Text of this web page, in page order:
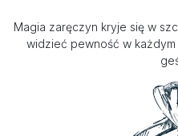
Magia zaręczyn kryje się w
widzieć pewność w